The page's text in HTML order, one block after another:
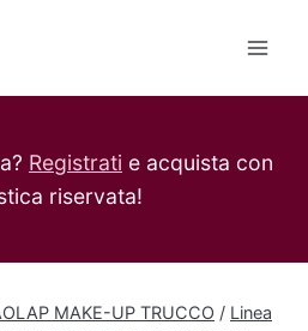
Registrati e acquista con
riservata!
MAKE-UP TRUCCO / Linea